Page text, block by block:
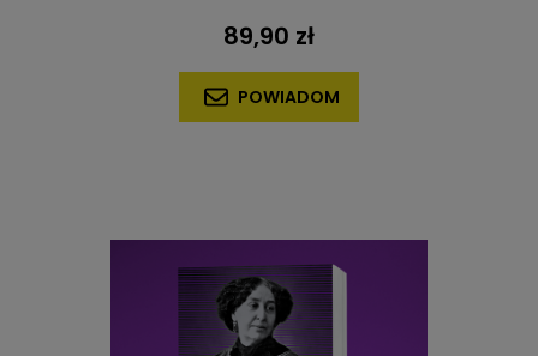
89,90 zł
POWIADOM